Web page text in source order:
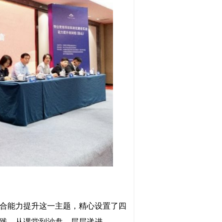
能力提升这一主题，精心设置了四